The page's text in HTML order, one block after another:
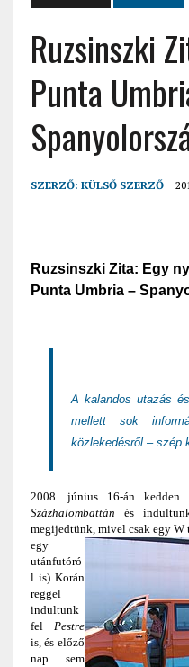
Ruzsinszki
Punta
SZERZŐ: KÜLSŐ SZERZŐ
Ruzsinszki Zita: Egy
Punta Umbria –
A kalandos utazás
mellett sok
közlekedésről – szép
2008. június 16-án
Százhalombattán és
megijedtünk, mivel csak egy W
egy
utánfutóró
l is) Korán
reggel
indultunk
felPestre
is, és előző
nap sem